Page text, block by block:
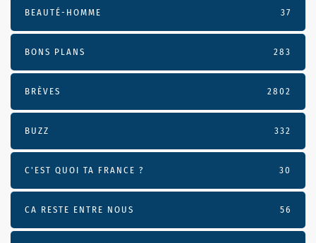
BEAUTÉ-HOMME 37
BONS PLANS 283
BRÈVES 2802
BUZZ 332
C'EST QUOI TA FRANCE ? 30
CA RESTE ENTRE NOUS 56